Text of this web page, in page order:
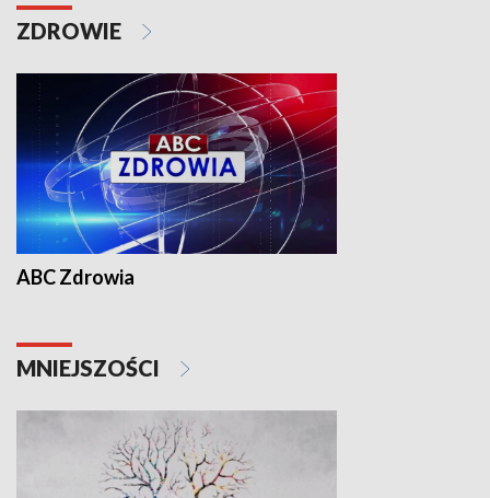
ZDROWIE
ABC Zdrowia
MNIEJSZOŚCI